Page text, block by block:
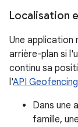
Localisation
Une application
arrière-plan si
continu sa
l'API Geofencing
Dans une
famille,